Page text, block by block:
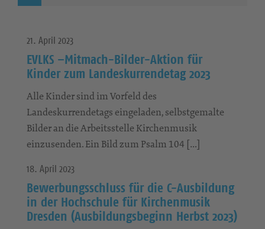
21. April 2023
EVLKS –Mitmach-Bilder-Aktion für
Kinder zum Landeskurrendetag 2023
Alle Kinder sind im Vorfeld des
Landeskurrendetags eingeladen, selbstgemalte
Bilder an die Arbeitsstelle Kirchenmusik
einzusenden. Ein Bild zum Psalm 104 […]
18. April 2023
Bewerbungsschluss für die C-Ausbildung
in der Hochschule für Kirchenmusik
Dresden (Ausbildungsbeginn Herbst 2023)